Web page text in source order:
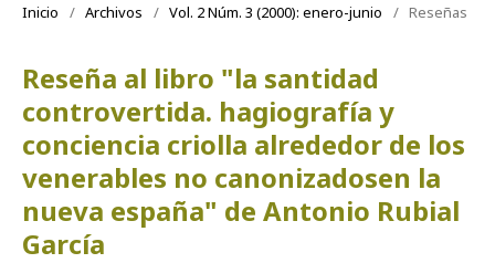
Inicio / Archivos / Vol. 2 Núm. 3 (2000): enero-junio / Reseñas
Reseña al libro "la santidad
controvertida. hagiografía y
conciencia criolla alrededor de los
venerables no canonizadosen la
nueva españa" de Antonio Rubial
García